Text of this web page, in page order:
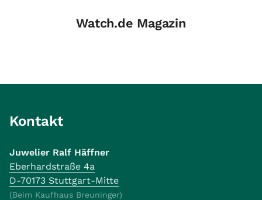
Watch.de Magazin
Kontakt
Juwelier Ralf Häffner
Eberhardstraße 4a
D-70173 Stuttgart-Mitte
(Beim Kaufhaus Breuninger)